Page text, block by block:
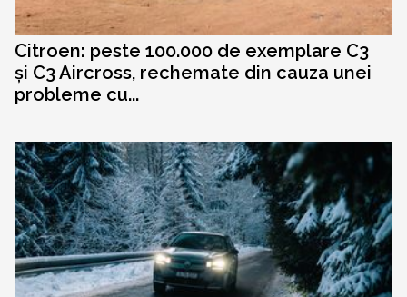
Citroen: peste 100.000 de exemplare C3
și C3 Aircross, rechemate din cauza unei
probleme cu...